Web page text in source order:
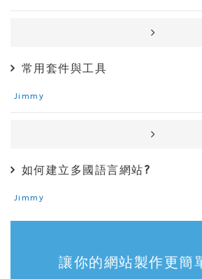
常用套件與工具
Jimmy
如何建立多國語言網站?
Jimmy
讓你的網站製作更簡